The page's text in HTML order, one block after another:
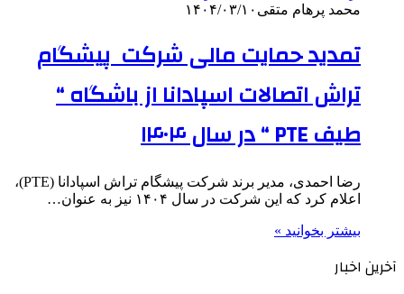
محمد پرهام متقی ۱۴۰۴/۰۳/۱۰
تمدید حمایت مالی شرکت پیشگام
تراش اتصالات اسپادانا از باشگاه “
طیف PTE “ در سال ۱۴۰۴
رضا احمدی، مدیر برند شرکت پیشگام تراش اسپادانا (PTE)،
اعلام کرد که این شرکت در سال ۱۴۰۴ نیز به عنوان…
بیشتر بخوانید »
آخرین اخبار